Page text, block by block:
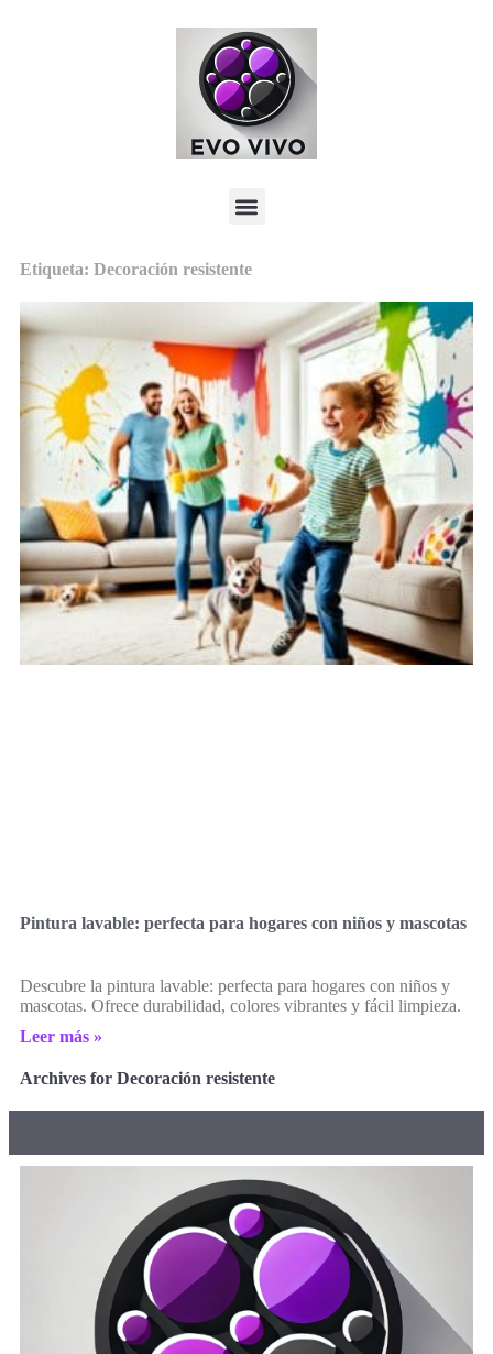
Etiqueta: Decoración resistente
Pintura lavable: perfecta para hogares con niños y mascotas
Descubre la pintura lavable: perfecta para hogares con niños y
mascotas. Ofrece durabilidad, colores vibrantes y fácil limpieza.
Leer más »
Archives for Decoración resistente